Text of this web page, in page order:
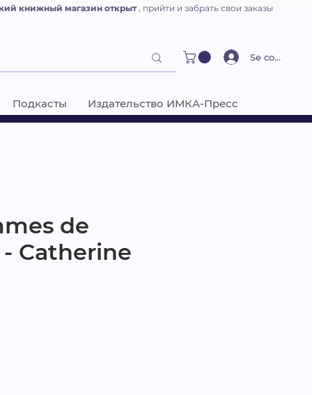
Se connecter
Подкасты Издательство ИМКА-Пресс
de
Catherine
книжный магазин открыт , прийти и забрать свои заказы